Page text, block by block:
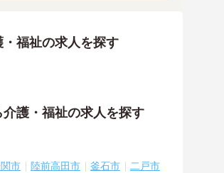
福祉の求人を探す
護・福祉の求人を探す
市 陸前高田市 釜石市
二戸市